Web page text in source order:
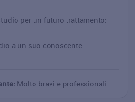
per un futuro trattamento:
a un suo conoscente:
Molto bravi e professionali.